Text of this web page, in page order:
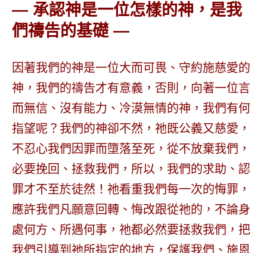
— 承認神是一位怎樣的神，是我
們禱告的基礎 —
因著我們的神是一位大而可畏、守約施慈愛的
神，我們的禱告才有意義，否則，向著一位言
而無信、沒有能力、冷漠無情的神，我們有何
指望呢？我們的神卻不然，祂既公義又慈愛，
不忍心我們因罪而墮落至死，從不放棄我們，
必要挽回、拯救我們，所以， 我們的求助、認
罪才不至於徒然！ 祂看重我們每一次的悔罪，
應許我們凡願意回轉、悔改跟從祂的，不論身
處何方、所遇何事，祂都必然要拯救我們，把
我們引導到祂所指定的地方，保護我們、施恩